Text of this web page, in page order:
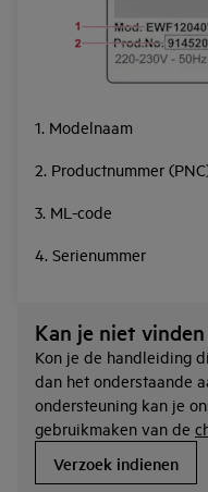
1. Modelnaam
2. Productnummer
3. ML-code
4. Serienummer
Kan je niet
Kon je de handleiding
dan het onderstaande
ondersteuning kan je
gebruikmaken van de
Verzoek indienen